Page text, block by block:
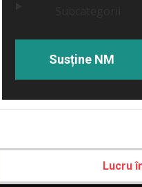
Susține NM
Lucru